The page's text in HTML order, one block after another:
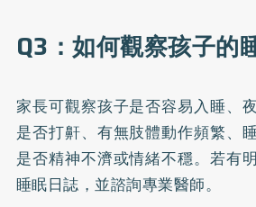
Q3：如何觀察孩子的
家長可觀察孩子是否容易入睡、
是否打鼾、有無肢體動作頻繁、
是否精神不濟或情緒不穩。若有
睡眠日誌，並諮詢專業醫師。